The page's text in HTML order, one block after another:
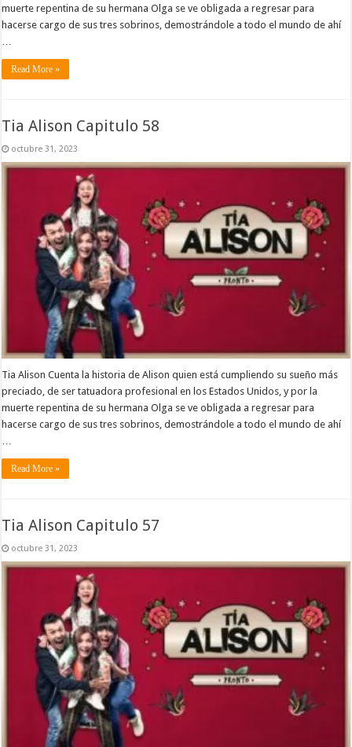
muerte repentina de su hermana Olga se ve obligada a regresar para
hacerse cargo de sus tres sobrinos, demostrándole a todo el mundo de ahí
Read More »
Tia Alison Capitulo 58
octubre 31, 2023
Tia Alison Cuenta la historia de Alison quien está cumpliendo su sueño más
preciado, de ser tatuadora profesional en los Estados Unidos, y por la
muerte repentina de su hermana Olga se ve obligada a regresar para
hacerse cargo de sus tres sobrinos, demostrándole a todo el mundo de ahí
Read More »
Tia Alison Capitulo 57
octubre 31, 2023